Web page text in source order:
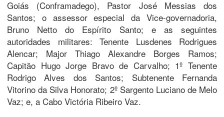
Goiás (Conframadego), Pastor José Messias dos
Santos; o assessor especial da Vice-governadoria,
Bruno Netto do Espírito Santo; e as seguintes
autoridades militares: Tenente Lusdenes Rodrigues
Alencar; Major Thiago Alexandre Borges Ramos;
Capitão Hugo Jorge Bravo de Carvalho; 1º Tenente
Rodrigo Alves dos Santos; Subtenente Fernanda
Vitorino da Silva Honorato; 2º Sargento Luciano de Melo
Vaz; e, a Cabo Victória Ribeiro Vaz.